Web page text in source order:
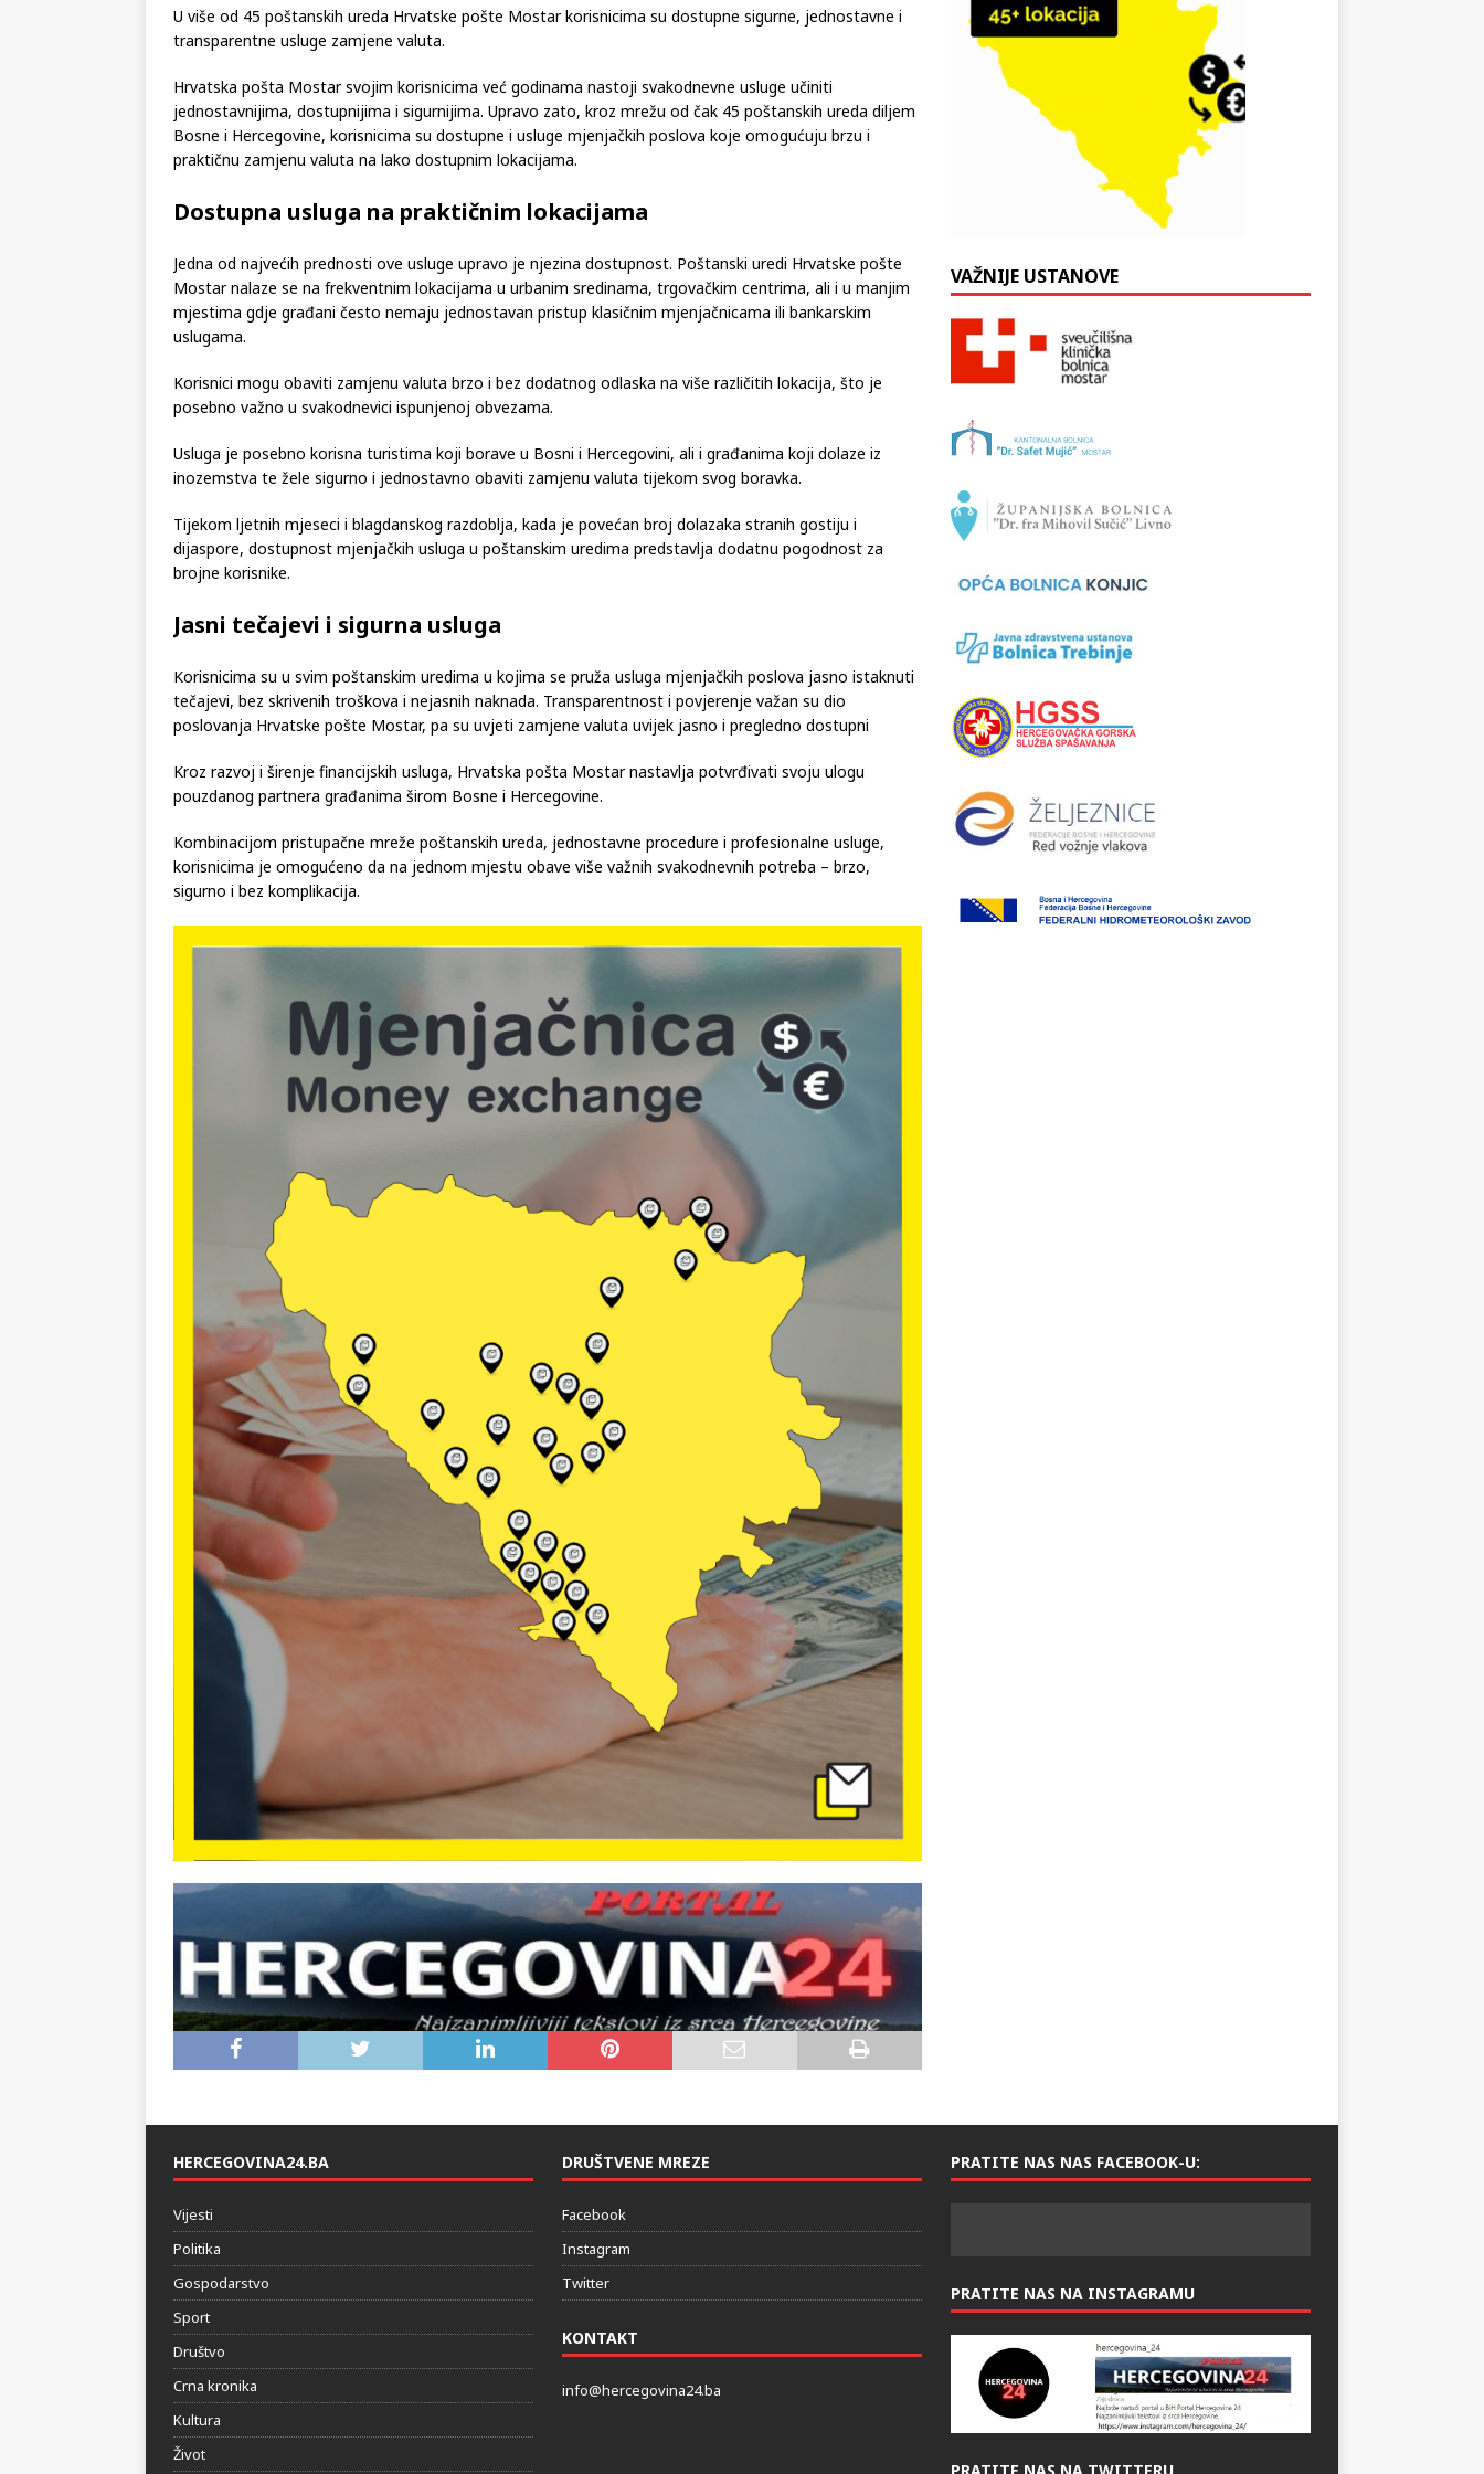
U više od 45 poštanskih ureda Hrvatske pošte Mostar korisnicima su dostupne sigurne, jednostavne i
transparentne usluge zamjene valuta.
Hrvatska pošta Mostar svojim korisnicima već godinama nastoji svakodnevne usluge učiniti
jednostavnijima, dostupnijima i sigurnijima. Upravo zato, kroz mrežu od čak 45 poštanskih ureda diljem
Bosne i Hercegovine, korisnicima su dostupne i usluge mjenjačkih poslova koje omogućuju brzu i
praktičnu zamjenu valuta na lako dostupnim lokacijama.
Dostupna usluga na praktičnim lokacijama
Jedna od najvećih prednosti ove usluge upravo je njezina dostupnost. Poštanski uredi Hrvatske pošte
Mostar nalaze se na frekventnim lokacijama u urbanim sredinama, trgovačkim centrima, ali i u manjim
mjestima gdje građani često nemaju jednostavan pristup klasičnim mjenjačnicama ili bankarskim
uslugama.
Korisnici mogu obaviti zamjenu valuta brzo i bez dodatnog odlaska na više različitih lokacija, što je
posebno važno u svakodnevici ispunjenoj obvezama.
Usluga je posebno korisna turistima koji borave u Bosni i Hercegovini, ali i građanima koji dolaze iz
inozemstva te žele sigurno i jednostavno obaviti zamjenu valuta tijekom svog boravka.
Tijekom ljetnih mjeseci i blagdanskog razdoblja, kada je povećan broj dolazaka stranih gostiju i
dijaspore, dostupnost mjenjačkih usluga u poštanskim uredima predstavlja dodatnu pogodnost za
brojne korisnike.
Jasni tečajevi i sigurna usluga
Korisnicima su u svim poštanskim uredima u kojima se pruža usluga mjenjačkih poslova jasno istaknuti
tečajevi, bez skrivenih troškova i nejasnih naknada. Transparentnost i povjerenje važan su dio
poslovanja Hrvatske pošte Mostar, pa su uvjeti zamjene valuta uvijek jasno i pregledno dostupni
Kroz razvoj i širenje financijskih usluga, Hrvatska pošta Mostar nastavlja potvrđivati svoju ulogu
pouzdanog partnera građanima širom Bosne i Hercegovine.
Kombinacijom pristupačne mreže poštanskih ureda, jednostavne procedure i profesionalne usluge,
korisnicima je omogućeno da na jednom mjestu obave više važnih svakodnevnih potreba – brzo,
sigurno i bez komplikacija.
VAŽNIJE USTANOVE
HERCEGOVINA24.BA
Vijesti
Politika
Gospodarstvo
Sport
Društvo
Crna kronika
Kultura
Život
DRUŠTVENE MREZE
Facebook
Instagram
Twitter
KONTAKT
info@hercegovina24.ba
PRATITE NAS NAS FACEBOOK-U:
PRATITE NAS NA INSTAGRAMU
PRATITE NAS NA TWITTERU